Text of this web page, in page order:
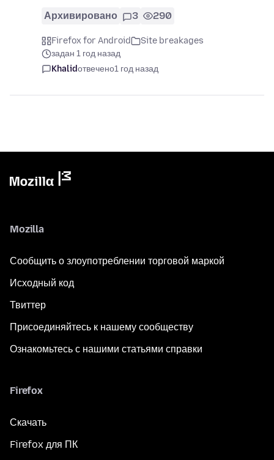
Архивировано 3 290
Firefox for Android
Site breakages
задан 1 год назад
Khalidотвечено1 год назад
Mozilla
Сообщить о злоупотреблении торговой маркой
Исходный код
Твиттер
Присоединяйтесь к нашему сообществу
Ознакомьтесь с нашими статьями справки
Firefox
Скачать
Firefox для ПК